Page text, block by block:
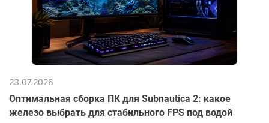
23.07.2026
Оптимальная сборка ПК для Subnautica 2: какое
железо выбрать для стабильного FPS под водой